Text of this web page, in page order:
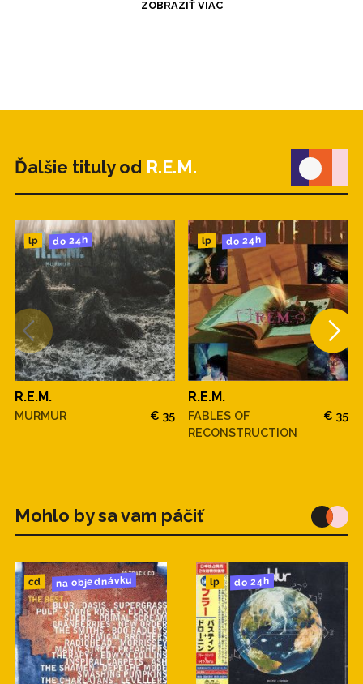
ZOBRAZIŤ VIAC
Ďalšie tituly od R.E.M.
lp do 24h
R.E.M.
MURMUR € 35
lp do 24h
R.E.M.
FABLES OF
RECONSTRUCTION
€ 35
Mohlo by sa vam páčiť
cd na objednávku lp do 24h